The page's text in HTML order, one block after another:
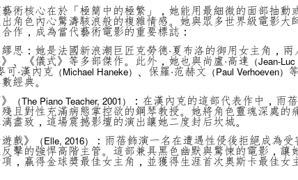
術核心在於「極簡中的極繁」，她能用最細微的面部抽動
角色內心驚濤駭浪般的複雜情感。她與眾多世界級電影大
作，成為當代藝術電影的重要標誌：
思：她是法國新浪潮巨匠克勞德·夏布洛的御用女主角，兩
、《儀式》等多部傑作。此外，她也與尚盧·高達 （Jean-Luc
可·漢內克 （Michael Haneke） 、保羅·范赫文 （Paul Verhoeven）
經典。
（The Piano Teacher, 2001） ：在漢內克的這部代表作中，雨
且對性充滿病態掌控欲的鋼琴教授。她將角色靈魂深處的
盡致，這場震撼影壇的演出讓她二度封后坎城。
戲》
（Elle, 2016） ：雨蓓飾演一名在遭遇性侵後拒絕成為受
擊的強悍高階主管。這部兼具黑色幽默與驚悚的電影，讓
，贏得金球獎最佳女主角，並獲得生涯首次奧斯卡最佳女